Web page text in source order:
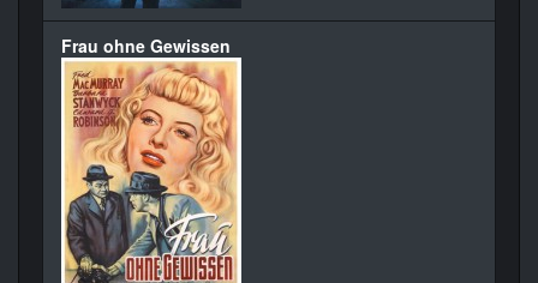
Frau ohne Gewissen